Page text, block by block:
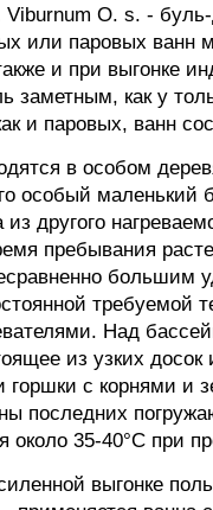
O. s. -
или паровых ванн
и при выгонке
заметным, как у
и паровых, ванн
в особом
особый маленький
из другого
пребывания
большим
требуемой
Над
из узких
горшки с корнями и
последних
около 35-40°C при
выгонке